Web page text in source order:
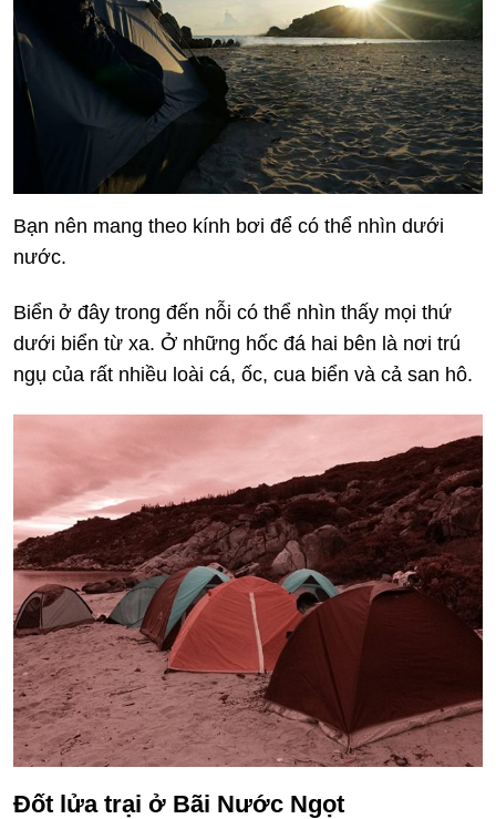
Bạn nên mang theo kính bơi để có thể nhìn dưới
nước.
Biển ở đây trong đến nỗi có thể nhìn thấy mọi thứ
dưới biển từ xa. Ở những hốc đá hai bên là nơi trú
ngụ của rất nhiều loài cá, ốc, cua biển và cả san hô.
Đốt lửa trại ở Bãi Nước Ngọt